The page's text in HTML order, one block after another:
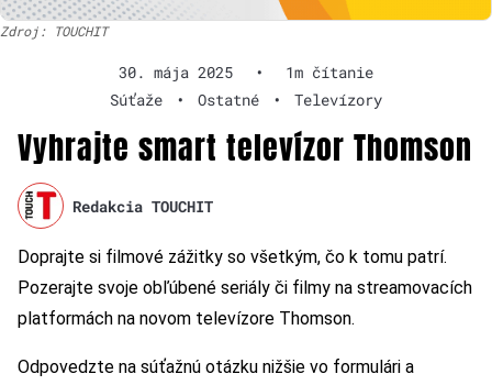
Zdroj: TOUCHIT
30. mája 2025 •
1m čítanie
Súťaže
• Ostatné • Televízory
Vyhrajte smart televízor Thomson
Redakcia TOUCHIT
Doprajte si filmové zážitky so všetkým, čo k tomu patrí.
Pozerajte svoje obľúbené seriály či filmy na streamovacích
platformách na novom televízore Thomson.
Odpovedzte na súťažnú otázku nižšie vo formulári a